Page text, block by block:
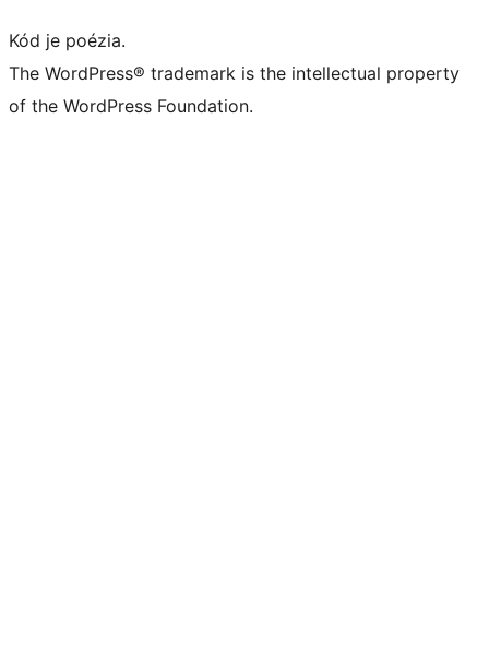
Kód je poézia.
The WordPress® trademark is the intellectual property
of the WordPress Foundation.